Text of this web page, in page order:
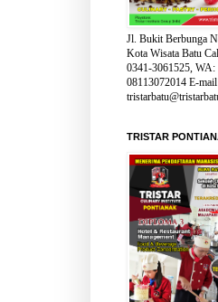
Jl. Bukit Berbunga
Kota Wisata Batu
0341-3061525, WA:
08113072014 E-
TRISTAR